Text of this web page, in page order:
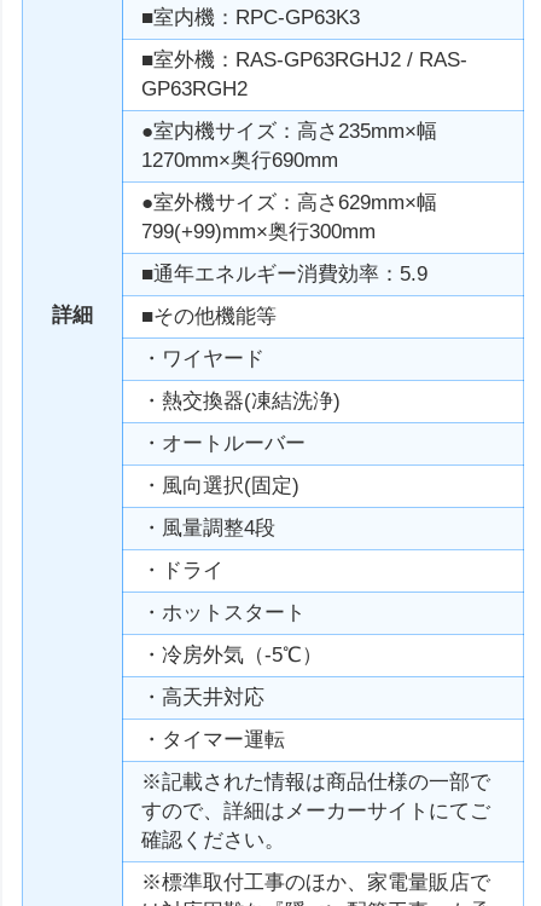
詳細
■室内機：RPC-GP63K3
■室外機：RAS-GP63RGHJ2 / RAS-
GP63RGH2
●室内機サイズ：高さ235mm×幅
1270mm×奥行690mm
●室外機サイズ：高さ629mm×幅
799(+99)mm×奥行300mm
■通年エネルギー消費効率：5.9
■その他機能等
・ワイヤード
・熱交換器(凍結洗浄)
・オートルーバー
・風向選択(固定)
・風量調整4段
・ドライ
・ホットスタート
・冷房外気（-5℃）
・高天井対応
・タイマー運転
※記載された情報は商品仕様の一部で
すので、詳細はメーカーサイトにてご
確認ください。
※標準取付工事のほか、家電量販店で